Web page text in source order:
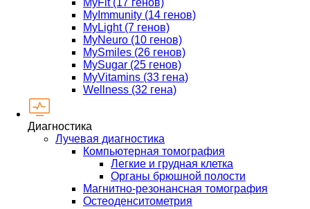
MyFit (17 генов)
MyImmunity (14 генов)
MyLight (7 генов)
MyNeuro (10 генов)
MySmiles (26 генов)
MySugar (25 генов)
MyVitamins (33 гена)
Wellness (32 гена)
Диагностика
Лучевая диагностика
Компьютерная томография
Легкие и грудная клетка
Органы брюшной полости
Магнитно-резонансная томография
Остеоденситометрия